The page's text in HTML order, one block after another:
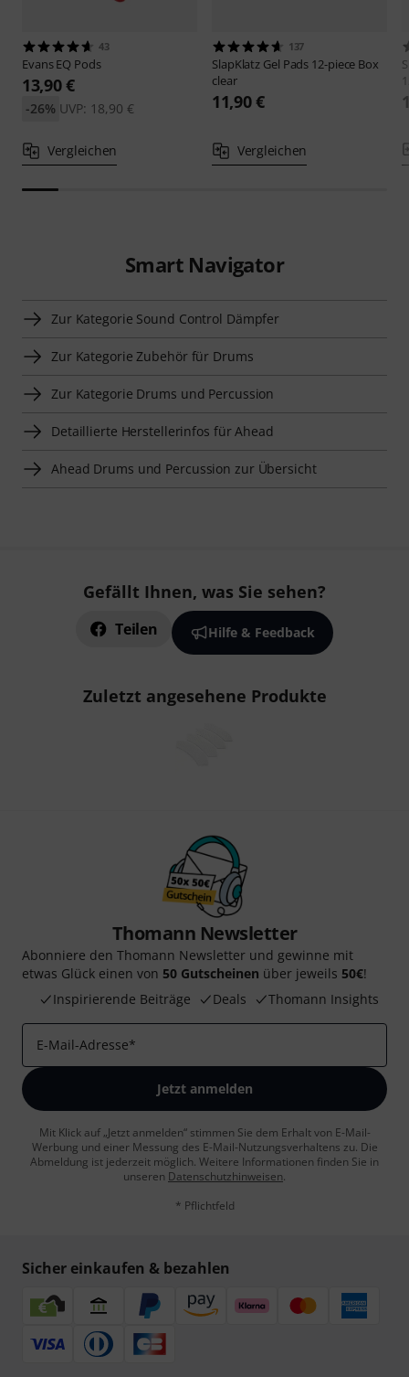
43
EvansEQ Pods
13,90 €
UVP: 18,90 €
-26%
Vergleichen
137
SlapKlatz Gel Pads 12-piece Box
clear
11,90 €
Vergleichen
Smart Navigator
Zur Kategorie Sound Control Dämpfer
Zur Kategorie Zubehör für Drums
Zur Kategorie Drums und Percussion
Detaillierte Herstellerinfos für Ahead
Ahead Drums und Percussion zur Übersicht
Gefällt Ihnen, was Sie sehen?
Teilen Hilfe & Feedback
Zuletzt angesehene Produkte
Thomann Newsletter
Abonniere den Thomann Newsletter und gewinne mit
etwas Glück einen von 50 Gutscheinen über jeweils 50€!
Inspirierende Beiträge
Deals Thomann Insights
E-Mail-Adresse*
Jetzt anmelden
Mit Klick auf „Jetzt anmelden“ stimmen Sie dem Erhalt von E-Mail-
Werbung und einer Messung des E-Mail-Nutzungsverhaltens zu. Die
Abmeldung ist jederzeit möglich. Weitere Informationen finden Sie in
unseren Datenschutzhinweisen.
* Pflichtfeld
Sicher einkaufen & bezahlen